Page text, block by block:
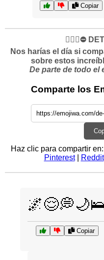
Copiar
✋🏻🛑⛔️
Nos harías el día si
sobre estos
De parte de todo el
Comparte los
Haz clic para compartir en:
Pinterest| Reddit
Copiar